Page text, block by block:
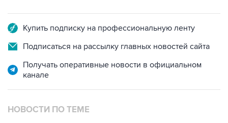
Купить подписку на профессиональную ленту
Подписаться на рассылку главных новостей сайта
Получать оперативные новости в официальном
канале
НОВОСТИ ПО ТЕМЕ